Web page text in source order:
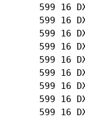
599 16
599
599 16
599 16
599 16
599 16
599
599 16
599 16